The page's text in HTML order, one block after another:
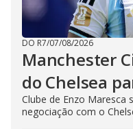
DO R7/07/08/2026
Manchester
do Chelsea
Clube de Enzo Maresca
negociação com o